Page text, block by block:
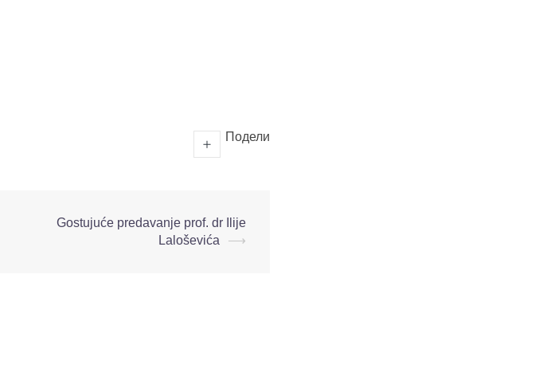
Подели
Gostujuće predavanje prof. dr Ilije
Laloševića
⟶